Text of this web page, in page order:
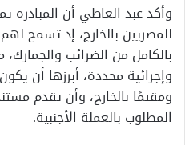
وأكد عبد العاطي أن المبادرة
للمصريين بالخارج، إذ تسمح
بالكامل من الضرائب
وإجرائية محددة، أبرزها أن
ومقيمًا بالخارج، وأن يقدم
المطلوب بالعملة الأجنبية.